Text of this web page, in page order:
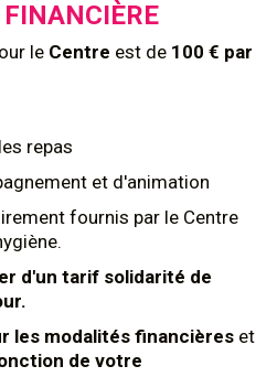
le Centre est de 100 € par
repas
et d'animation
fournis par le Centre
d'un tarif solidarité de
les modalités financières et
de votre